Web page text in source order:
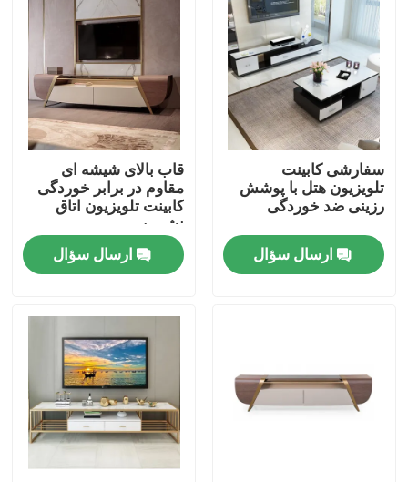
محصولات
درباره ما
تور کارخانه
کنترل کیفیت
با ما تماس بگیرید
مبلمان اتاق نشیمن
سفارشی کابینت
تلویزیون هتل با پوشش
رزینی ضد خوردگی
ارسال سؤال
قاب بالای شیشه ای
مقاوم در برابر خوردگی
کابینت تلویزیون اتاق
نشیمن
ارسال سؤال